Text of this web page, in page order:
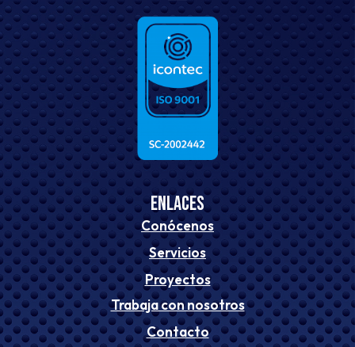
ENLACES
Conócenos
Servicios
Proyectos
Trabaja con nosotros
Contacto